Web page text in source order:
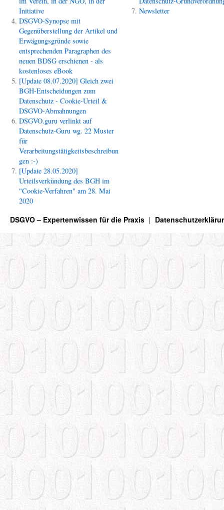
Initiative
DSGVO-Synopse mit
Gegenüberstellung der Artikel und
Erwägungsgründe sowie
entsprechenden Paragraphen des
neuen BDSG erschienen - als
kostenloses eBook
[Update 08.07.2020] Gleich zwei
BGH-Entscheidungen zum
Datenschutz - Cookie-Urteil &
DSGVO-Abmahnungen
DSGVO.guru verlinkt auf
Datenschutz-Guru wg. 22 Muster
für
Verarbeitungstätigkeitsbeschreibun
gen :-)
[Update 28.05.2020]
Urteilsverkündung des BGH im
"Cookie-Verfahren" am 28. Mai
2020
Newsletter
DSGVO – Expertenwissen für die Praxis